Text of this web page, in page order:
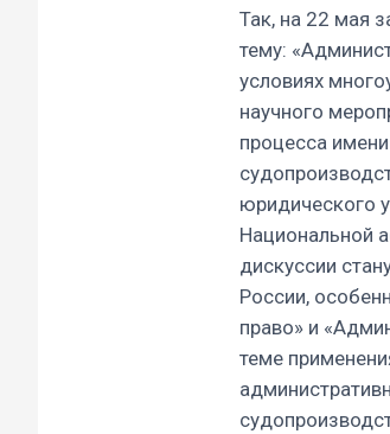
Так, на 22 мая
тему:
условиях
научного
процесса
юридического
Национальной
дискуссии
России,
право» и
теме